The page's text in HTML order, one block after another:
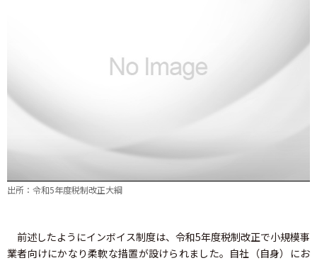
出所：令和5年度税制改正大綱
前述したようにインボイス制度は、令和5年度税制改正で小規模事
業者向けにかなり柔軟な措置が設けられました。自社（自身）にお